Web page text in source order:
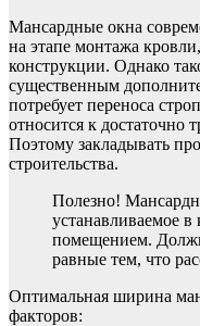
Мансардные окна
на этапе монтажа
конструкции. Однако
существенным
потребует переноса
относится к
Поэтому закладывать
строительства.
Полезно!
устанавливаемое
помещением.
равные тем, что
Оптимальная ширина
факторов: